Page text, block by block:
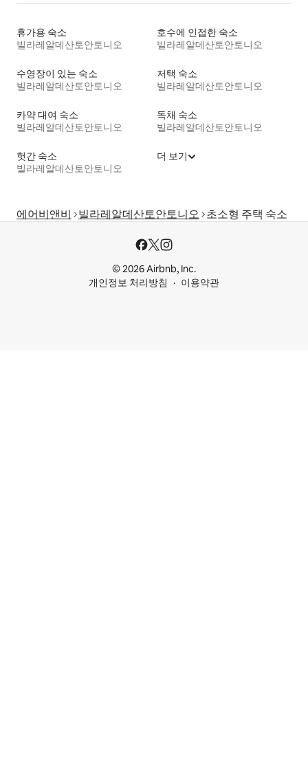
휴가용 숙소
빌라레알데산토안토니오
호수에 인접한 숙소
빌라레알데산토안토니오
수영장이 있는 숙소
빌라레알데산토안토니오
저택 숙소
빌라레알데산토안토니오
카약 대여 숙소
빌라레알데산토안토니오
독채 숙소
빌라레알데산토안토니오
헛간 숙소
빌라레알데산토안토니오
더 보기
에어비앤비 빌라레알데산토안토니오 초소형 주택 숙소
© 2026 Airbnb, Inc.
개인정보 처리방침
이용약관